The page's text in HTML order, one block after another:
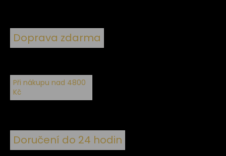
Doprava zdarma
Při nákupu nad 4800
Kč
Doručení do 24 hodin